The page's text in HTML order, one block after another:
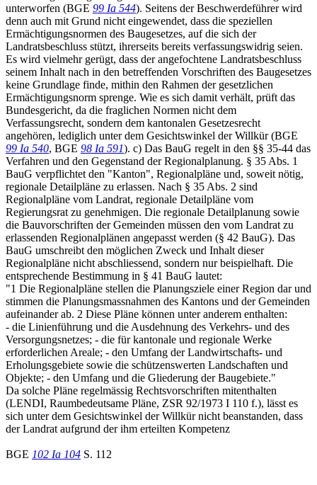
unterworfen (BGE 99 Ia 544). Seitens der Beschwerdeführer wird
denn auch mit Grund nicht eingewendet, dass die speziellen
Ermächtigungsnormen des Baugesetzes, auf die sich der
Landratsbeschluss stützt, ihrerseits bereits verfassungswidrig seien.
Es wird vielmehr gerügt, dass der angefochtene Landratsbeschluss
seinem Inhalt nach in den betreffenden Vorschriften des Baugesetzes
keine Grundlage finde, mithin den Rahmen der gesetzlichen
Ermächtigungsnorm sprenge. Wie es sich damit verhält, prüft das
Bundesgericht, da die fraglichen Normen nicht dem
Verfassungsrecht, sondern dem kantonalen Gesetzesrecht
angehören, lediglich unter dem Gesichtswinkel der Willkür (BGE
99 Ia 540, BGE 98 Ia 591). c) Das BauG regelt in den §§ 35-44 das
Verfahren und den Gegenstand der Regionalplanung. § 35 Abs. 1
BauG verpflichtet den "Kanton", Regionalpläne und, soweit nötig,
regionale Detailpläne zu erlassen. Nach § 35 Abs. 2 sind
Regionalpläne vom Landrat, regionale Detailpläne vom
Regierungsrat zu genehmigen. Die regionale Detailplanung sowie
die Bauvorschriften der Gemeinden müssen den vom Landrat zu
erlassenden Regionalplänen angepasst werden (§ 42 BauG). Das
BauG umschreibt den möglichen Zweck und Inhalt dieser
Regionalpläne nicht abschliessend, sondern nur beispielhaft. Die
entsprechende Bestimmung in § 41 BauG lautet:
"1 Die Regionalpläne stellen die Planungsziele einer Region dar und
stimmen die Planungsmassnahmen des Kantons und der Gemeinden
aufeinander ab. 2 Diese Pläne können unter anderem enthalten:
- die Linienführung und die Ausdehnung des Verkehrs- und des
Versorgungsnetzes; - die für kantonale und regionale Werke
erforderlichen Areale; - den Umfang der Landwirtschafts- und
Erholungsgebiete sowie die schützenswerten Landschaften und
Objekte; - den Umfang und die Gliederung der Baugebiete."
Da solche Pläne regelmässig Rechtsvorschriften mitenthalten
(LENDI, Raumbedeutsame Pläne, ZSR 92/1973 I 110 f.), lässt es
sich unter dem Gesichtswinkel der Willkür nicht beanstanden, dass
der Landrat aufgrund der ihm erteilten Kompetenz
BGE 102 Ia 104 S. 112